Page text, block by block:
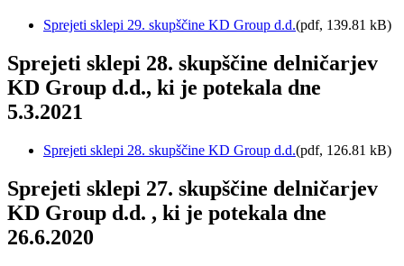
Sprejeti sklepi 29. skupščine KD Group d.d.(pdf, 139.81 kB)
Sprejeti sklepi 28. skupščine delničarjev
KD Group d.d., ki je potekala dne
5.3.2021
Sprejeti sklepi 28. skupščine KD Group d.d.(pdf, 126.81 kB)
Sprejeti sklepi 27. skupščine delničarjev
KD Group d.d. , ki je potekala dne
26.6.2020